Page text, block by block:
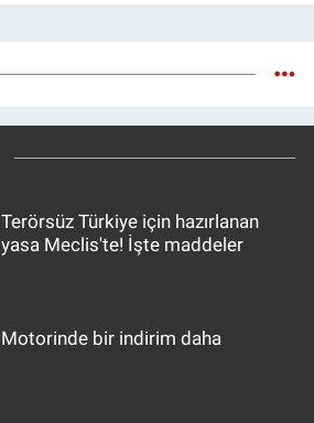
Terörsüz Türkiye için hazırlanan
yasa Meclis'te! İşte maddeler
Motorinde bir indirim daha